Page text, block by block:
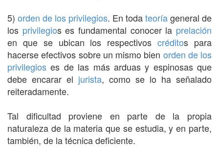
5) orden de los privilegios. En todateoríageneral de
los privilegios es fundamental conocer la prelación
en que se ubican los respectivoscréditos para
hacerse efectivos sobre un mismo bien orden de los
privilegios es de las más arduas y espinosas que
debe encarar el jurista, como se lo ha señalado
reiteradamente.
Tal dificultad proviene en parte de la propia
naturaleza de la materia que se estudia, y en parte,
también, de la técnica deficiente.